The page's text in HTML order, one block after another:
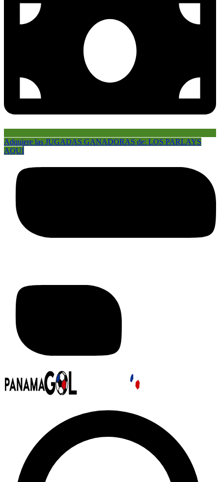
Adquiere las JUGADAS GANADORAS de: LOS PARLAYS
AQUÍ